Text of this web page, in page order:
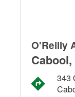
O'Reilly
Cabool,
343